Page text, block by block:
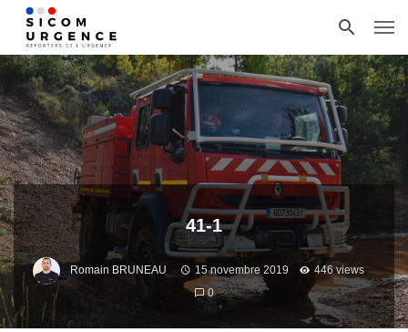
41-1
Romain BRUNEAU 15 novembre 2019
446 views
0